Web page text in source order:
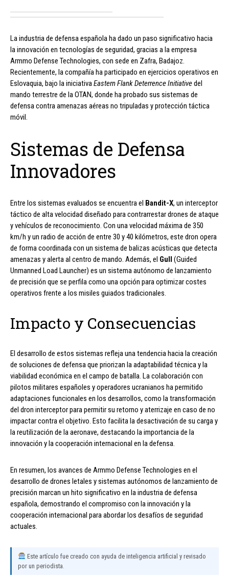
La industria de defensa española ha dado un paso significativo hacia
la innovación en tecnologías de seguridad, gracias a la empresa
Armmo Defense Technologies, con sede en Zafra, Badajoz.
Recientemente, la compañía ha participado en ejercicios operativos en
Eslovaquia, bajo la iniciativaEastern Flank Deterrence Initiativedel
mando terrestre de la OTAN, donde ha probado sus sistemas de
defensa contra amenazas aéreas no tripuladas y protección táctica
móvil.
Sistemas de Defensa
Innovadores
Entre los sistemas evaluados se encuentra el Bandit-X, un interceptor
táctico de alta velocidad diseñado para contrarrestar drones de ataque
y vehículos de reconocimiento. Con una velocidad máxima de 350
km/h y un radio de acción de entre 30 y 40 kilómetros, este dron opera
de forma coordinada con un sistema de balizas acústicas que detecta
amenazas y alerta al centro de mando. Además, el Gull (Guided
Unmanned Load Launcher) es un sistema autónomo de lanzamiento
de precisión que se perfila como una opción para optimizar costes
operativos frente a los misiles guiados tradicionales.
Impacto y Consecuencias
El desarrollo de estos sistemas refleja una tendencia hacia la creación
de soluciones de defensa que priorizan la adaptabilidad técnica y la
viabilidad económica en el campo de batalla. La colaboración con
pilotos militares españoles y operadores ucranianos ha permitido
adaptaciones funcionales en los desarrollos, como la transformación
del dron interceptor para permitir su retorno y aterrizaje en caso de no
impactar contra el objetivo. Esto facilita la desactivación de su carga y
la reutilización de la aeronave, destacando la importancia de la
innovación y la cooperación internacional en la defensa.
En resumen, los avances de Armmo Defense Technologies en el
desarrollo de drones letales y sistemas autónomos de lanzamiento de
precisión marcan un hito significativo en la industria de defensa
española, demostrando el compromiso con la innovación y la
cooperación internacional para abordar los desafíos de seguridad
actuales.
Este artículo fue creado con ayuda de inteligencia artificial y revisado
por un periodista.